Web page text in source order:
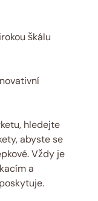
škálu
hledejte
abyste se
Vždy je
a